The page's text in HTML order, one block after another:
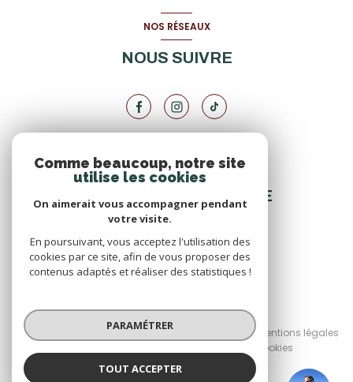
NOS RÉSEAUX
NOUS SUIVRE
VOTRE ESPACE
ESPACE PROPRIÉTAIRE
SE CONNECTER
© 2026 | Tous droits réservés
Nos honoraires
Nos partenaires
Mentions légales
Cookies
Comme beaucoup, notre site
utilise les cookies
On aimerait vous accompagner pendant
votre visite.
En poursuivant, vous acceptez l'utilisation des
cookies par ce site, afin de vous proposer des
contenus adaptés et réaliser des statistiques !
PARAMÉTRER
TOUT ACCEPTER